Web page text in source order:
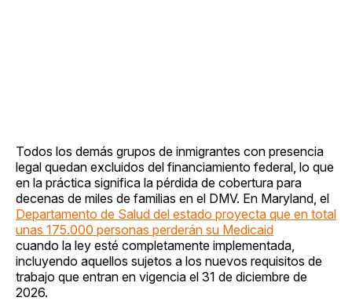
Todos los demás grupos de inmigrantes con presencia
legal quedan excluidos del financiamiento federal, lo que
en la práctica significa la pérdida de cobertura para
decenas de miles de familias en el DMV. En Maryland, el
Departamento de Salud del estado proyecta que en total
unas 175.000 personas perderán su Medicaid
cuando la ley esté completamente implementada,
incluyendo aquellos sujetos a los nuevos requisitos de
trabajo que entran en vigencia el 31 de diciembre de
2026.